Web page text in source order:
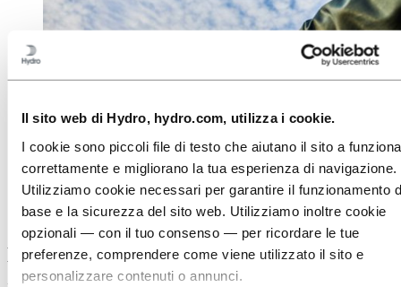
Il sito web di Hydro, hydro.com, utilizza i cookie.
I cookie sono piccoli file di testo che aiutano il sito a
correttamente e migliorano la tua esperienza di navigazione.
Utilizziamo cookie necessari per garantire il funzionamento
base e la sicurezza del sito web. Utilizziamo inoltre cookie
opzionali — con il tuo consenso — per ricordare le tue
preferenze, comprendere come viene utilizzato il sito e
personalizzare contenuti o annunci.
Faster PV mounting with low‑carbon aluminium rails,
frames, and click‑and‑plug connections. Cut labor,
improve durability, and design for circularity.
Ottimizzazione tempo e costi grazie ai
profili in alluminio